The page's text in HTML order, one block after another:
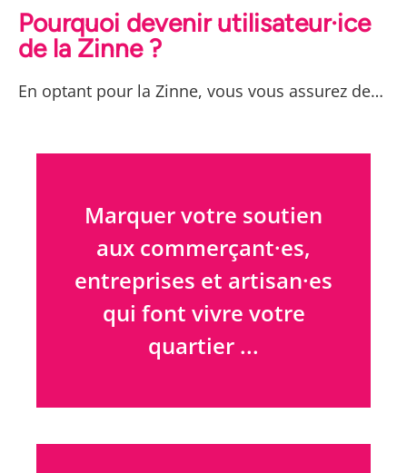
Pourquoi devenir utilisateur·ice
de la Zinne ?
En optant pour la Zinne, vous vous assurez de…
Marquer votre soutien
aux commerçant·es,
entreprises et artisan·es
qui font vivre votre
quartier ...